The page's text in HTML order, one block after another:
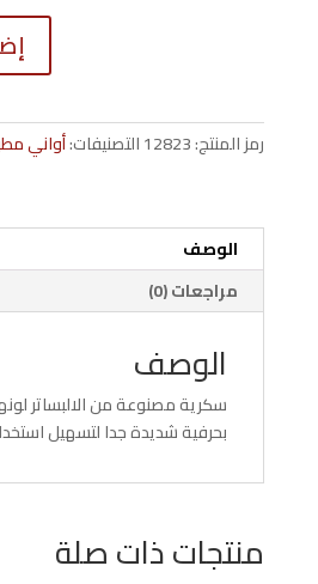
رمز المنتج:12823التصنيفات:أواني
الوصف
مراجعات (0)
الوصف
سكرية مصنوعة من الالبساتر
بحرفية شديدة جدا لتسهيل
منتجات ذات صلة